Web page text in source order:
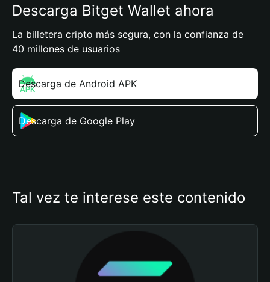
Descarga Bitget Wallet ahora
La billetera cripto más segura, con la confianza de
40 millones de usuarios
Descarga de Android APK
Descarga de Google Play
Tal vez te interese este contenido